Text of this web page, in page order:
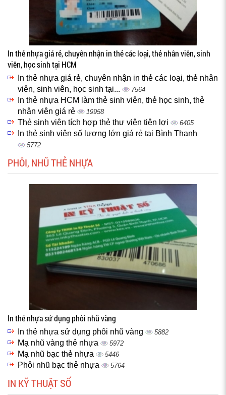
In thẻ nhựa giá rẻ, chuyên nhận in thẻ các loại, thẻ nhân viên, sinh
viên, học sinh tại HCM
In thẻ nhựa giá rẻ, chuyên nhận in thẻ các loại, thẻ nhân
viên, sinh viên, học sinh tại...
7564
In thẻ nhựa HCM làm thẻ sinh viên, thẻ học sinh, thẻ
nhân viên giá rẻ
19958
Thẻ sinh viên tích hợp thẻ thư viện tiện lợi 6405
In thẻ sinh viên số lượng lớn giá rẻ tại Bình Thạnh
5772
PHÔI, NHŨ THẺ NHỰA
In thẻ nhựa sử dụng phôi nhũ vàng
In thẻ nhựa sử dụng phôi nhũ vàng 5882
Mạ nhũ vàng thẻ nhựa 5972
Mạ nhũ bạc thẻ nhựa 5446
Phôi nhũ bạc thẻ nhựa 5764
IN KỸ THUẬT SỐ